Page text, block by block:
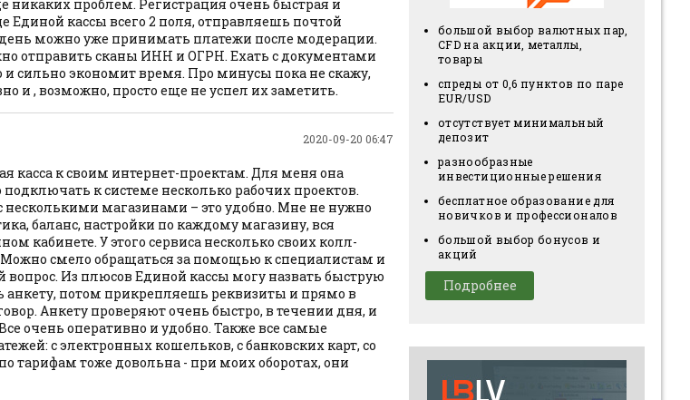
никаких проблем. Регистрация очень быстрая и
Единой кассы всего 2 поля, отправляешь почтой
можно уже принимать платежи после модерации.
отправить сканы ИНН и ОГРН. Ехать с документами
и сильно экономит время. Про минусы пока не скажу,
и , возможно, просто еще не успел их заметить.
2020-09-20 06:47
касса к своим интернет-проектам. Для меня она
к системе несколько рабочих проектов.
несколькими магазинами – это удобно. Мне не нужно
баланс, настройки по каждому магазину, вся
кабинете. У этого сервиса несколько своих колл-
смело обращаться за помощью к специалистам и
Из плюсов Единой кассы могу назвать быструю
анкету, потом прикрепляешь реквизиты и прямо в
Анкету проверяют очень быстро, в течении дня, и
очень оперативно и удобно. Также все самые
с электронных кошельков, с банковских карт, со
тарифам тоже довольна - при моих оборотах, они
большой выбор валютных пар,
CFD на акции, металлы,
товары
спреды от 0,6 пунктов по паре
EUR/USD
отсутствует минимальный
депозит
разнообразные
инвестиционные решения
бесплатное образование для
новичков и профессионалов
большой выбор бонусов и
акций
Подробнее